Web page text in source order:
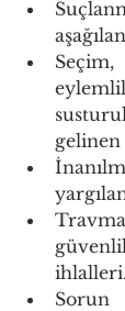
gelinen
ihlalleri.